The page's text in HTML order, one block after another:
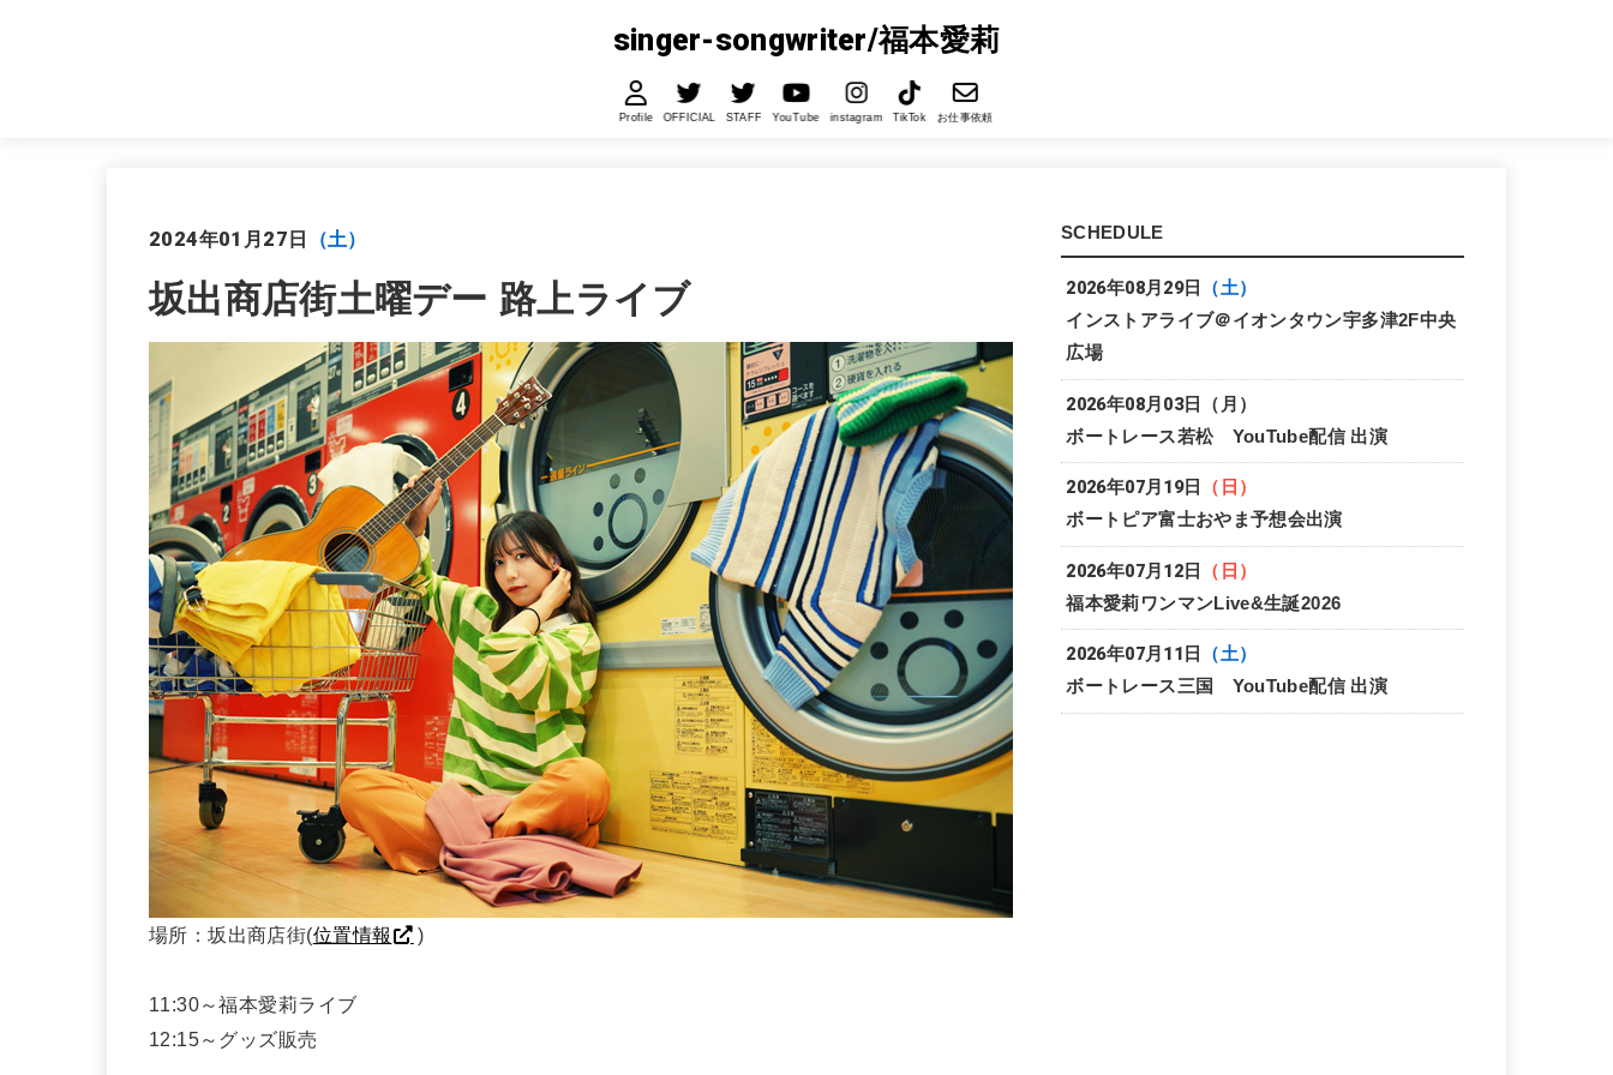
singer-songwriter/福本愛莉
Profile OFFICIAL STAFF YouTube instagram TikTok お仕事依頼
2024年01月27日 （土）
坂出商店街土曜デー 路上ライブ
場所：坂出商店街(位置情報 )
11:30～福本愛莉ライブ
12:15～グッズ販売
SCHEDULE
インストアライブ＠イオンタウン宇多津2F中央
広場
2026年08月29日 （土）
ボートレース若松 YouTube配信 出演
2026年08月03日 （月）
ボートピア富士おやま予想会出演
2026年07月19日 （日）
福本愛莉ワンマンLive&生誕2026
2026年07月12日 （日）
ボートレース三国 YouTube配信 出演
2026年07月11日 （土）